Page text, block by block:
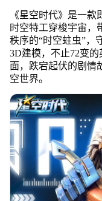
《星空时代》是一
时空特工穿梭宇宙，
秩序的“时空蛀虫”，
3D建模，不止72变
面，跌宕起伏的剧情
空世界。